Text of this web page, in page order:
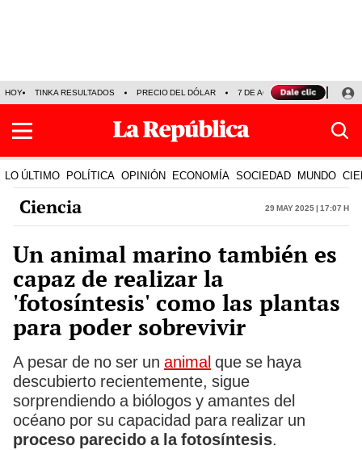
HOY TINKA RESULTADOS PRECIO DEL DÓLAR 7 DE AGOSTO OLLANTA
LO ÚLTIMO POLÍTICA OPINIÓN ECONOMÍA SOCIEDAD MUNDO
Ciencia 29 May 2025 | 17:07 h
Un animal marino también es
capaz de realizar la
'fotosíntesis' como las plantas
para poder sobrevivir
A pesar de no ser un animal que se haya
descubierto recientemente, sigue
sorprendiendo a biólogos y amantes del
océano por su capacidad para realizar un
proceso parecido a la fotosíntesis.